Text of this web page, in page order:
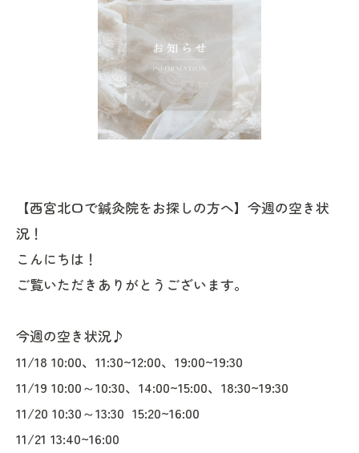
【西宮北口で鍼灸院をお探しの方へ】今週の空き状
況！
こんにちは！
ご覧いただきありがとうございます。
今週の空き状況♪
11/18 10:00、11:30~12:00、19:00~19:30
11/19 10:00～10:30、14:00~15:00、18:30~19:30
11/20 10:30～13:30 15:20~16:00
11/21 13:40~16:00